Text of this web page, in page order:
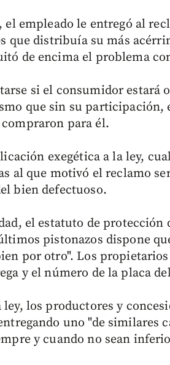
el empleado le entregó al
que distribuía su más
de encima el problema
si el consumidor
que sin su
para él.
exegética a la ley,
al que motivó el reclamo
bien defectuoso.
el estatuto de protección
pistonazos dispone
por otro". Los
y el número de la placa
ley, los productores y
uno "de similares
y cuando no sean